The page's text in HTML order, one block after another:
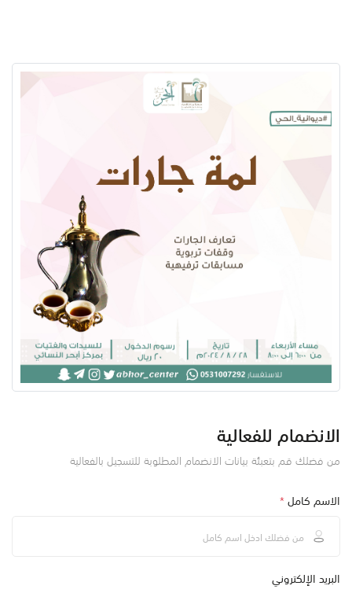
الانضمام للفعالية
من فضلك قم بتعبئة بيانات الانضمام المطلوبة للتسجيل بالفعالية
الاسم كامل*
البريد الإلكتروني